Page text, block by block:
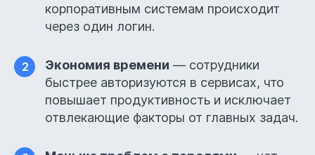
корпоративным системам происходит
через один логин.
2 Экономия времени — сотрудники
быстрее авторизуются в сервисах, что
повышает продуктивность и исключает
отвлекающие факторы от главных задач.